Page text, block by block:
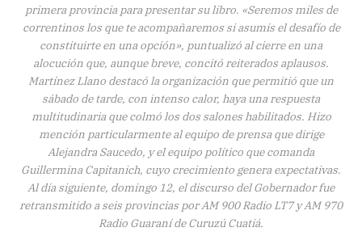
primera provincia para presentar su libro. «Seremos miles de
correntinos los que te acompañaremos si asumís el desafío de
constituirte en una opción», puntualizó al cierre en una
alocución que, aunque breve, concitó reiterados aplausos.
Martínez Llano destacó la organización que permitió que un
sábado de tarde, con intenso calor, haya una respuesta
multitudinaria que colmó los dos salones habilitados. Hizo
mención particularmente al equipo de prensa que dirige
Alejandra Saucedo, y el equipo político que comanda
Guillermina Capitanich, cuyo crecimiento genera expectativas.
Al día siguiente, domingo 12, el discurso del Gobernador fue
retransmitido a seis provincias por AM 900 Radio LT7 y AM 970
Radio Guaraní de Curuzú Cuatiá.